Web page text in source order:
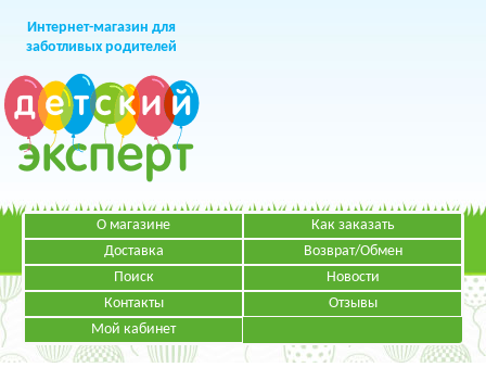
Интернет-магазин для
заботливых родителей
+7 (499)391-49-83Телефон в Москве
Режим работы:
Пн-Пт: с 09.00 до 19.00
НАПИСАТЬ ПИСЬМО
О магазине
Как заказать
Доставка
Возврат/Обмен
Поиск
Новости
Контакты
Отзывы
Мой кабинет